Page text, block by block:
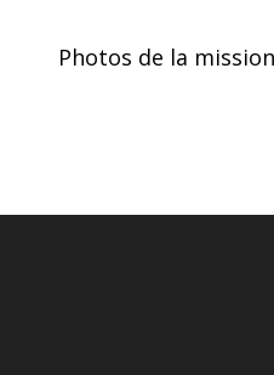
Photos de la